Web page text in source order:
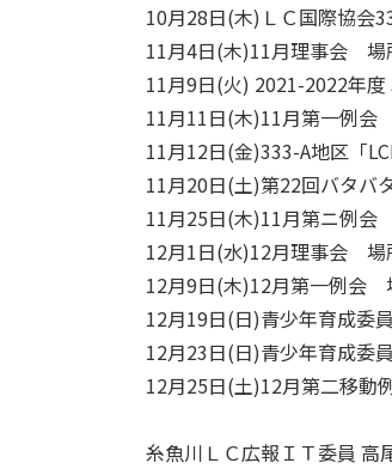
10月28日(木)ＬＣ国際協会
11月4日(木)11月理事会
11月9日(火) 2021-2022年度
11月11日(木)11月第一例
11月12日(金)333-A地区「
11月20日(土)第22回バタ
11月25日(木)11月第ニ例
12月1日(水)12月理事会
12月9日(木)12月第一例会
12月19日(日)青少年育成委
12月23日(日)青少年育成委
12月25日(土)12月第二移
糸魚川ＬＣ広報ＩＴ委員 高